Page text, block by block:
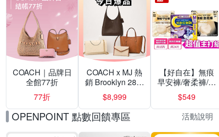
COACH｜品牌日
全館77折
77折
COACH x MJ 熱
銷 Brooklyn 28／
兩用／斜背包均
一價-多款可選
$8,999
【好自在】無痕
早安褲/奢柔褲/熊
抱安睡褲 超值組
任選一組 -生理
褲/衛生棉褲(無痕
褲18片、安睡褲
24片)
$549
OPENPOINT 點數回饋專區 活動說明